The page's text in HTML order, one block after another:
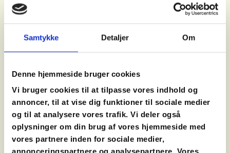
Samtykke Detaljer Om
Denne hjemmeside bruger cookies
Vi bruger cookies til at tilpasse vores indhold og
annoncer, til at vise dig funktioner til sociale medier
og til at analysere vores trafik. Vi deler også
oplysninger om din brug af vores hjemmeside med
vores partnere inden for sociale medier,
annonceringspartnere og analysepartnere. Vores
brød med en dejlig dybde i smagen. Du kan også
tærtebund – et farverigt indslag på middagsbordet.
hvor du kan lære teknikker og få ny inspiration til
retter, du kan lave derhjemme. Og er du særligt
interesseret i det grønne køkken, har vi også et
vegetarisk madlavningskursus , der giver dig
masser af idéer til lækre og kreative retter uden
kød.